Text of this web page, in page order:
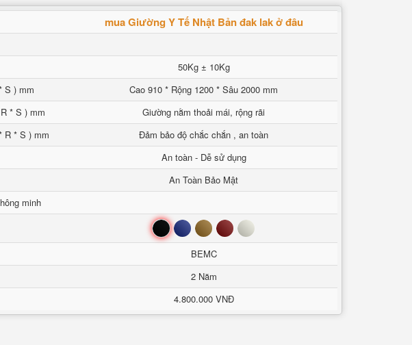
mua Giường Y Tế Nhật Bản đak lak ở đâu
50Kg ± 10Kg
S ) mm
Cao 910 * Rộng 1200 * Sâu 2000 mm
* S ) mm
Giường nằm thoải mái, rộng rãi
R * S ) mm
Đảm bảo độ chắc chắn , an toàn
An toàn - Dễ sử dụng
An Toàn Bảo Mật
minh
Đen Xanh Nâu Đỏ Trắng
BEMC
2 Năm
4.800.000 VNĐ